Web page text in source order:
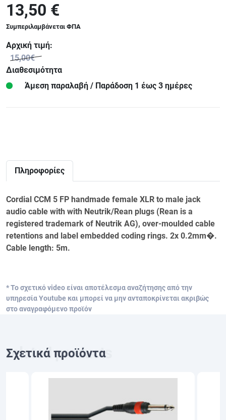
13,50 €
Συμπεριλαμβάνεται ΦΠΑ
Αρχική τιμή:
15,00€
Διαθεσιμότητα
Άμεση παραλαβή / Παράδoση 1 έως 3 ημέρες
Πληροφορίες
Cordial CCM 5 FP handmade female XLR to male jack
audio cable with with Neutrik/Rean plugs (Rean is a
registered trademark of Neutrik AG), over-moulded cable
retentions and label embedded coding rings. 2x 0.2mm�.
Cable length: 5m.
* Το σχετικό video είναι αποτέλεσμα αναζήτησης από την
υπηρεσία Youtube και μπορεί να μην ανταποκρίνεται ακριβώς
στο αναγραφόμενο προϊόν
Σχετικά προϊόντα